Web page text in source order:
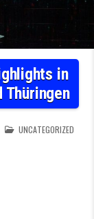
in
Thüringen
ON THEATER IM APRIL
POSTED IN
UNCATEGORIZED